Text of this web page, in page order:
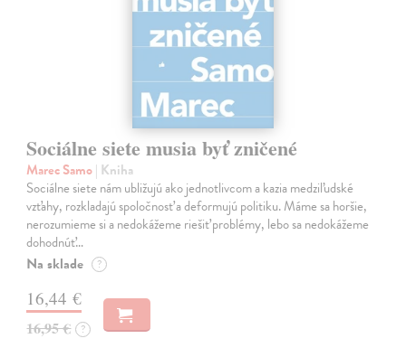
Sociálne siete musia byť zničené
Marec Samo| Kniha
Sociálne siete nám ubližujú ako jednotlivcom a kazia medziľudské
vzťahy, rozkladajú spoločnosť a deformujú politiku. Máme sa horšie,
nerozumieme si a nedokážeme riešiť problémy, lebo sa nedokážeme
dohodnúť…
Na sklade ?
16,44 €
16,95 € ?